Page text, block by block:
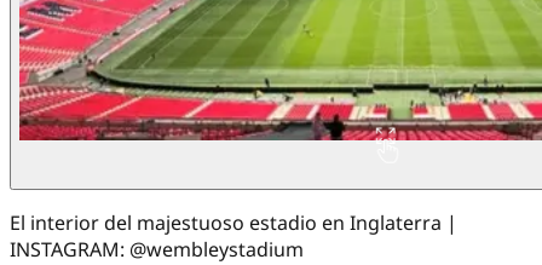
El interior del majestuoso estadio en Inglaterra |
INSTAGRAM: @wembleystadium